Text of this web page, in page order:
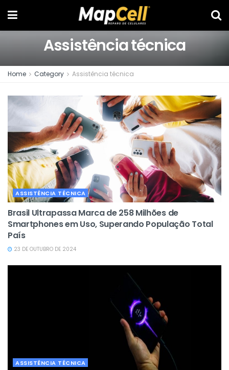
Assistência técnica
Home Category Assistência técnica
ASSISTÊNCIA TÉCNICA
Brasil Ultrapassa Marca de 258 Milhões de
Smartphones em Uso, Superando População Total
País
23 DE OUTUBRO DE 2024
ASSISTÊNCIA TÉCNICA